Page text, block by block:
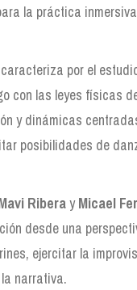
la práctica
por el
con las leyes físicas
y dinámicas
posibilidades de
RiberayMicael
desde una
ejercitar la
narrativa.